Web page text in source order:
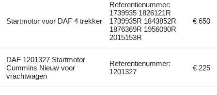
Startmotor voor DAF 4 trekker
Referentienummer:
1739935 1826121R
1739935R 1843852R
1876369R 1956090R
2015153R
€ 650
DAF 1201327 Startmotor
Cummins Nieuw voor
vrachtwagen
Referentienummer:
1201327
€ 225